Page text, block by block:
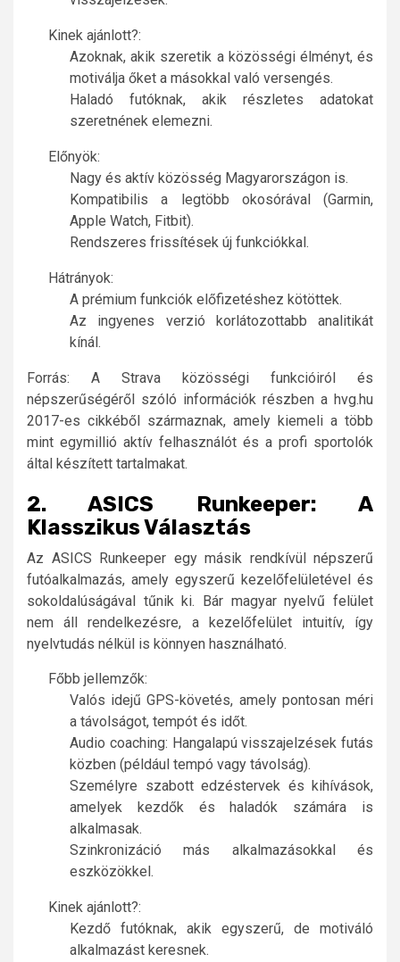
Kinek ajánlott?:
Azoknak, akik szeretik a közösségi élményt, és
motiválja őket a másokkal való versengés.
Haladó futóknak, akik részletes adatokat
szeretnének elemezni.
Előnyök:
Nagy és aktív közösség Magyarországon is.
Kompatibilis a legtöbb okosórával (Garmin,
Apple Watch, Fitbit).
Rendszeres frissítések új funkciókkal.
Hátrányok:
A prémium funkciók előfizetéshez kötöttek.
Az ingyenes verzió korlátozottabb analitikát
kínál.
Forrás: A Strava közösségi funkcióiról és
népszerűségéről szóló információk részben a hvg.hu
2017-es cikkéből származnak, amely kiemeli a több
mint egymillió aktív felhasználót és a profi sportolók
által készített tartalmakat.
2. ASICS Runkeeper: A
Klasszikus Választás
Az ASICS Runkeeper egy másik rendkívül népszerű
futóalkalmazás, amely egyszerű kezelőfelületével és
sokoldalúságával tűnik ki. Bár magyar nyelvű felület
nem áll rendelkezésre, a kezelőfelület intuitív, így
nyelvtudás nélkül is könnyen használható.
Főbb jellemzők:
Valós idejű GPS-követés, amely pontosan méri
a távolságot, tempót és időt.
Audio coaching: Hangalapú visszajelzések futás
közben (például tempó vagy távolság).
Személyre szabott edzéstervek és kihívások,
amelyek kezdők és haladók számára is
alkalmasak.
Szinkronizáció más alkalmazásokkal és
eszközökkel.
Kinek ajánlott?:
Kezdő futóknak, akik egyszerű, de motiváló
alkalmazást keresnek.